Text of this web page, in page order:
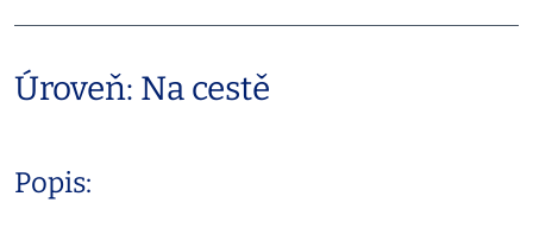
Úroveň: Na cestě
Popis: